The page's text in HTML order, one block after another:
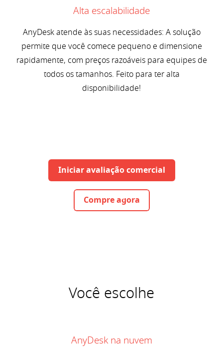
Alta escalabilidade
AnyDesk atende às suas necessidades: A solução
permite que você comece pequeno e dimensione
rapidamente, com preços razoáveis para equipes de
todos os tamanhos. Feito para ter alta
disponibilidade!
Iniciar avaliação comercial
Compre agora
Você escolhe
AnyDesk na nuvem